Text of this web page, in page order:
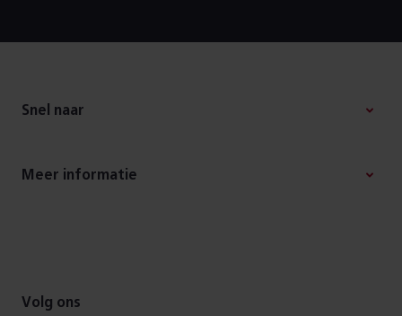
Snel naar
Meer informatie
Volg ons